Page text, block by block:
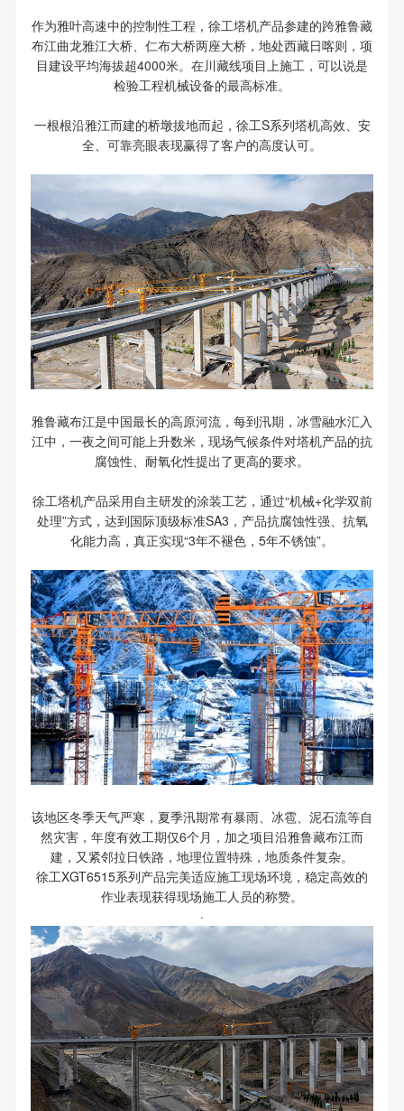
作为雅叶高速中的控制性工程，徐工塔机产品参建的跨雅鲁藏
布江曲龙雅江大桥、仁布大桥两座大桥，地处西藏日喀则，项
目建设平均海拔超4000米。在川藏线项目上施工，可以说是
检验工程机械设备的最高标准。
一根根沿雅江而建的桥墩拔地而起，徐工S系列塔机高效、安
全、可靠亮眼表现赢得了客户的高度认可。
雅鲁藏布江是中国最长的高原河流，每到汛期，冰雪融水汇入
江中，一夜之间可能上升数米，现场气候条件对塔机产品的抗
腐蚀性、耐氧化性提出了更高的要求。
徐工塔机产品采用自主研发的涂装工艺，通过“机械+化学双前
处理”方式，达到国际顶级标准SA3，产品抗腐蚀性强、抗氧
化能力高，真正实现“3年不褪色，5年不锈蚀”。
该地区冬季天气严寒，夏季汛期常有暴雨、冰雹、泥石流等自
然灾害，年度有效工期仅6个月，加之项目沿雅鲁藏布江而
建，又紧邻拉日铁路，地理位置特殊，地质条件复杂。
徐工XGT6515系列产品完美适应施工现场环境，稳定高效的
作业表现获得现场施工人员的称赞。
·